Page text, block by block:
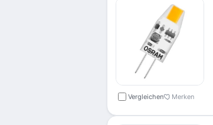
Vergleichen Merken